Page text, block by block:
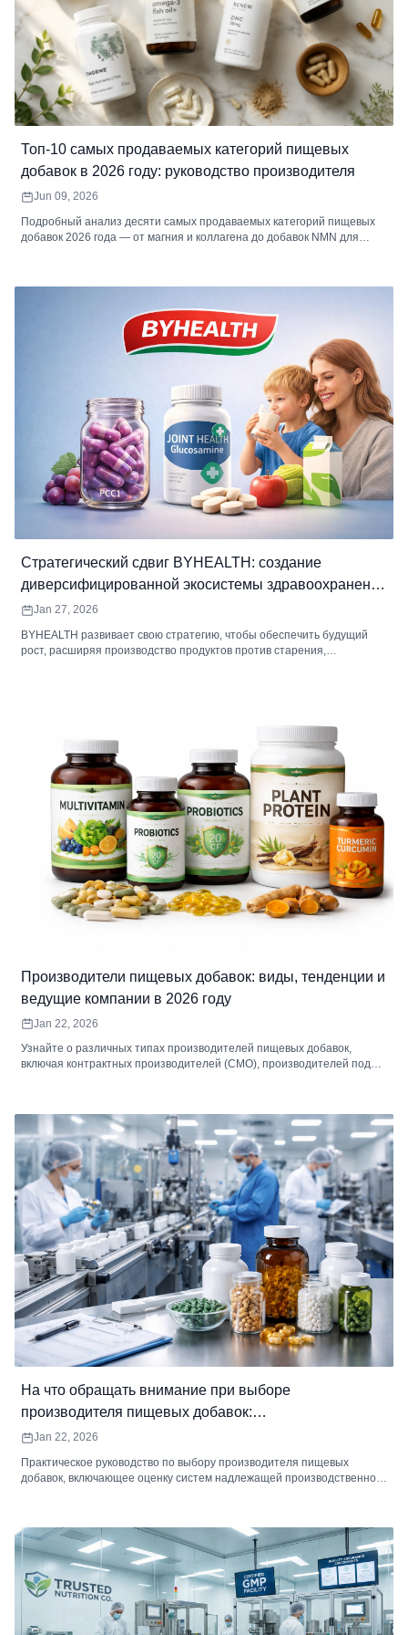
Топ-10 самых продаваемых категорий пищевых
добавок в 2026 году: руководство производителя
Jun 09, 2026
Подробный анализ десяти самых продаваемых категорий пищевых
добавок 2026 года — от магния и коллагена до добавок NMN для
продуктов, эта статья поможет вам сделать правильный выбор.
Стратегический сдвиг BYHEALTH: создание
диверсифицированной экосистемы здравоохранения
для долгосрочного роста
Jan 27, 2026
BYHEALTH развивает свою стратегию, чтобы обеспечить будущий
рост, расширяя производство продуктов против старения,
Производители пищевых добавок: виды, тенденции и
ведущие компании в 2026 году
Jan 22, 2026
Узнайте о различных типах производителей пищевых добавок,
включая контрактных производителей (CMO), производителей под
Health формирует будущее производства пищевых добавок.
На что обращать внимание при выборе
производителя пищевых добавок:
профессиональное подробное руководство.
Jan 22, 2026
Практическое руководство по выбору производителя пищевых
добавок, включающее оценку систем надлежащей производственной